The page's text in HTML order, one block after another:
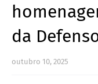
da
outubro 10, 2025